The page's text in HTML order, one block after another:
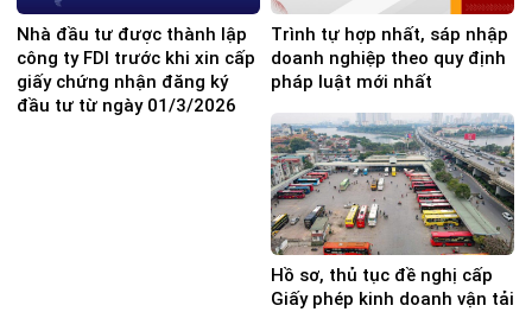
Nhà đầu tư được thành lập
công ty FDI trước khi xin cấp
giấy chứng nhận đăng ký
đầu tư từ ngày 01/3/2026
Trình tự hợp nhất, sáp nhập
doanh nghiệp theo quy định
pháp luật mới nhất
Hồ sơ, thủ tục đề nghị cấp
Giấy phép kinh doanh vận tải